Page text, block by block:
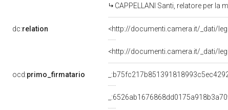
CAPPELLANI Santi, relatore per la
dc:relation <http://documenti.camera.it/_dati/
<http://documenti.camera.it/_dati/
ocd:primo_firmatario